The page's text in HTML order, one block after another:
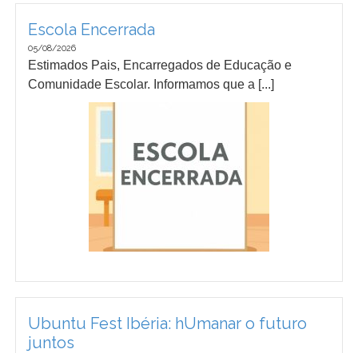
Escola Encerrada
05/08/2026
Estimados Pais, Encarregados de Educação e
Comunidade Escolar. Informamos que a [...]
Ubuntu Fest Ibéria: hUmanar o futuro
juntos